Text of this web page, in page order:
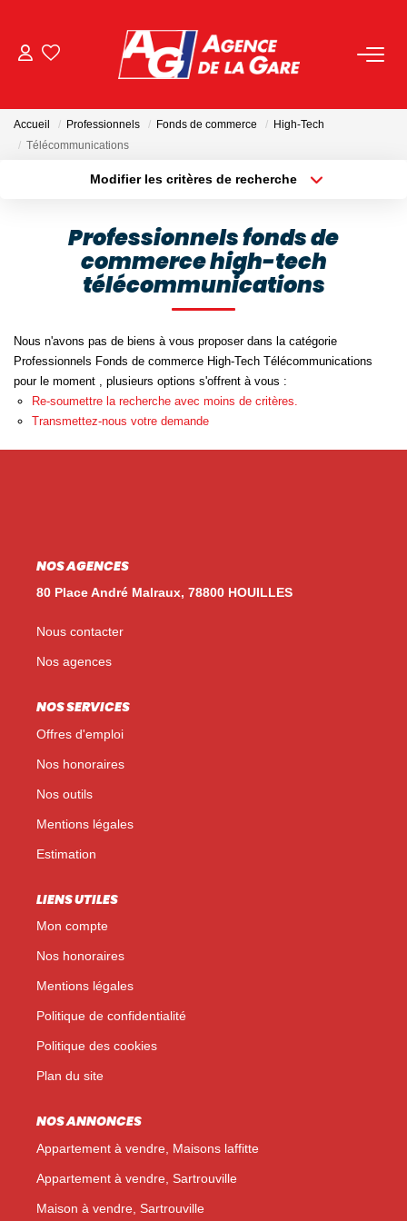
BIENS VENDUS
NOS AGENCES
Toutes Les Agences
Nous Rejoindre
Nos Témoignages
Accueil Professionnels Fonds de commerce
High-Tech
Télécommunications
Modifier les critères de recherche
Surface min Budget max
Plus de critères Créer une alerte
Professionnels fonds de
commerce high-tech
télécommunications
Nous n'avons pas de biens à vous proposer dans la catégorie
Professionnels Fonds de commerce High-Tech Télécommunications
pour le moment , plusieurs options s'offrent à vous :
Re-soumettre la recherche avec moins de critères.
Transmettez-nous votre demande
NOS AGENCES
80 Place André Malraux, 78800 HOUILLES
Nous contacter
Nos agences
NOS SERVICES
Offres d'emploi
Nos honoraires
Nos outils
Mentions légales
Estimation
LIENS UTILES
Mon compte
Nos honoraires
Mentions légales
Politique de confidentialité
Politique des cookies
Plan du site
NOS ANNONCES
Appartement à vendre, Maisons laffitte
Appartement à vendre, Sartrouville
Maison à vendre, Sartrouville